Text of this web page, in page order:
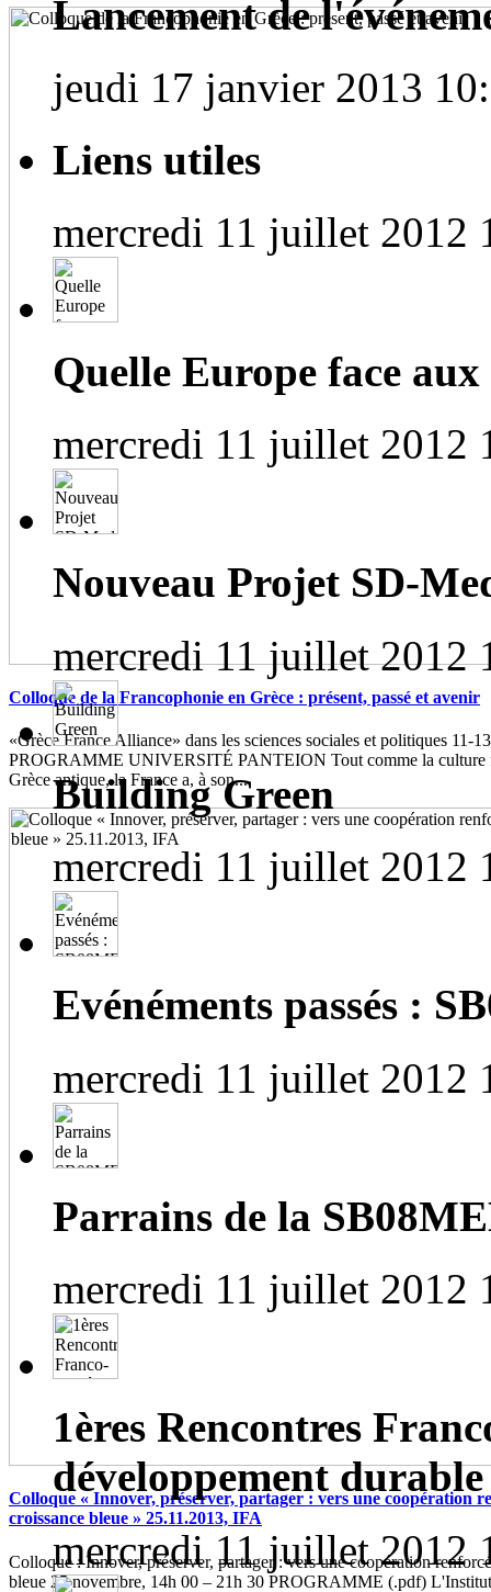
Colloque de la Francophonie en Grèce : présent, passé et avenir
«Grèce France Alliance» dans les sciences sociales et politiques 11-
PROGRAMME UNIVERSITÉ PANTEION Tout comme la culture
Grèce antique, la France a, à son...
Colloque « Innover, préserver, partager : vers une coopération
croissance bleue » 25.11.2013, IFA
Colloque : Innover, préserver, partager : vers une coopération
bleue 25 novembre, 14h 00 – 21h 30 PROGRAMME (.pdf)
Lancement de
jeudi 17 janvier 2013
Liens utiles
mercredi 11 juillet 2012
Quelle Europe face
mercredi 11 juillet 2012
Nouveau Projet SD-
mercredi 11 juillet 2012
Building Green
mercredi 11 juillet 2012
Evénéments passés :
mercredi 11 juillet 2012
Parrains de la
mercredi 11 juillet 2012
1ères Rencontres
développement durable
mercredi 11 juillet 2012